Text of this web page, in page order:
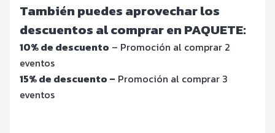
También puedes aprovechar los
descuentos al comprar en PAQUETE:
10% de descuento – Promoción al comprar 2
eventos
15% de descuento – Promoción al comprar 3
eventos